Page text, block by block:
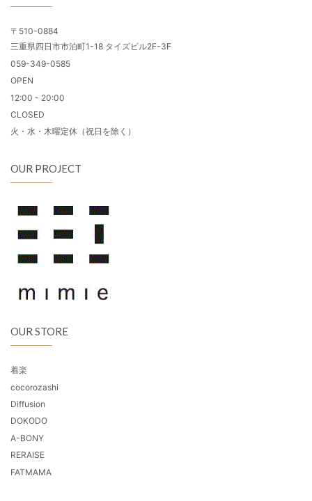
〒510-0884
三重県四日市市泊町1-18 タイズビル2F-3F
059-349-0585
OPEN
12:00 - 20:00
CLOSED
火・水・木曜定休（祝日を除く）
OUR PROJECT
OUR STORE
着楽
cocorozashi
Diffusion
DOKODO
A-BONY
RERAISE
FATMAMA